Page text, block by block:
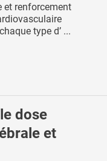
et renforcement
type d’ ...
dose
et